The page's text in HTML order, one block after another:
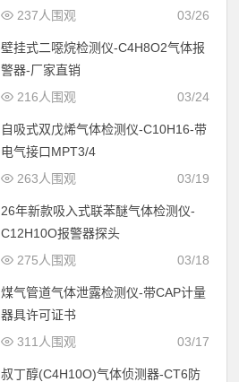
03/26
237人围观
壁挂式二噁烷检测仪-C4H8O2气体报
警器-厂家直销
03/24
216人围观
自吸式双戊烯气体检测仪-C10H16-带
电气接口MPT3/4
03/19
263人围观
26年新款吸入式联苯醚气体检测仪-
C12H10O报警器探头
03/18
275人围观
煤气管道气体泄露检测仪-带CAP计量
器具许可证书
03/17
311人围观
叔丁醇(C4H10O)气体侦测器-CT6防